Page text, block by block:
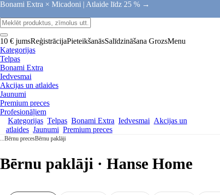
Bonami Extra × Micadoni | Atlaide līdz 25 % →
10 € jumsReģistrācijaPieteikšanāsSalīdzināšana GrozsMenu
Kategorijas
Telpas
Bonami Extra
Iedvesmai
Akcijas un atlaides
Jaunumi
Premium preces
Profesionāļiem
Kategorijas Telpas Bonami Extra Iedvesmai Akcijas un
atlaides Jaunumi Premium preces
...Bērnu precesBērnu paklāji
Bērnu paklāji · Hanse Home